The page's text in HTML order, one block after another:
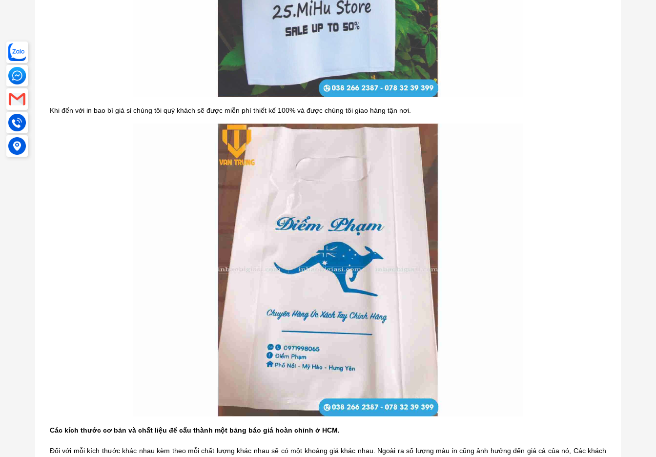
Khi đến với in bao bì giá sỉ chúng tôi quý khách sẽ được miễn phí thiết kế 100% và được chúng tôi giao hàng tận nơi.
Các kích thước cơ bản và chất liệu để cấu thành một bảng báo giá hoàn chỉnh ở HCM.
Đối với mỗi kích thước khác nhau kèm theo mỗi chất lượng khác nhau sẽ có một khoảng giá khác nhau. Ngoài ra số lượng màu in cũng ảnh hưởng đến giá cả của nó, Các khách